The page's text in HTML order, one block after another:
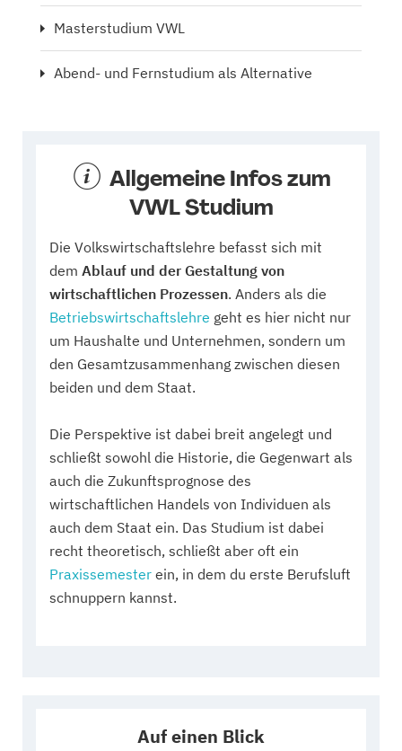
Masterstudium VWL
Abend- und Fernstudium als Alternative
Allgemeine Infos zum
VWL Studium
Die Volkswirtschaftslehre befasst sich mit
dem Ablauf und der Gestaltung von
wirtschaftlichen Prozessen. Anders als die
Betriebswirtschaftslehre geht es hier nicht nur
um Haushalte und Unternehmen, sondern um
den Gesamtzusammenhang zwischen diesen
beiden und dem Staat.
Die Perspektive ist dabei breit angelegt und
schließt sowohl die Historie, die Gegenwart als
auch die Zukunftsprognose des
wirtschaftlichen Handels von Individuen als
auch dem Staat ein. Das Studium ist dabei
recht theoretisch, schließt aber oft ein
Praxissemester ein, in dem du erste Berufsluft
schnuppern kannst.
Auf einen Blick